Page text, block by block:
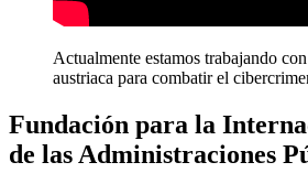
Actualmente estamos trabajando
austriaca para combatir el
Fundación para la
de las Administraciones